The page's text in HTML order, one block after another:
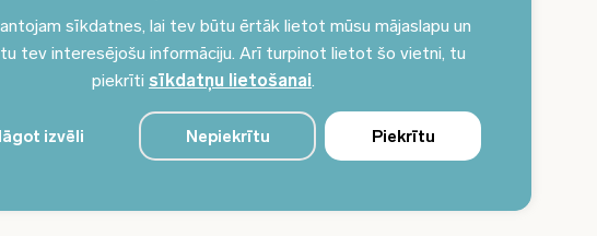
sīkdatnes, lai tev būtu ērtāk lietot mūsu mājaslapu un
tev interesējošu informāciju. Arī turpinot lietot šo vietni, tu
piekrīti sīkdatņu lietošanai.
izvēli Nepiekrītu Piekrītu
Pieteikties jaunumiem